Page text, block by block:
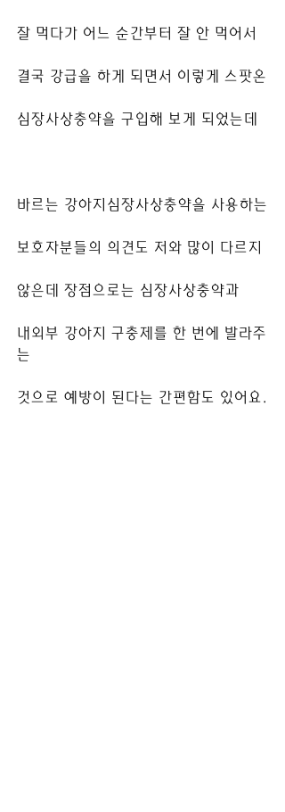
잘 먹다가 어느 순간부터 잘 안 먹어서
결국 강급을 하게 되면서 이렇게 스팟온
심장사상충약을 구입해 보게 되었는데
바르는 강아지심장사상충약을 사용하는
보호자분들의 의견도 저와 많이 다르지
않은데 장점으로는 심장사상충약과
내외부 강아지 구충제를 한 번에 발라주
는
것으로 예방이 된다는 간편함도 있어요.